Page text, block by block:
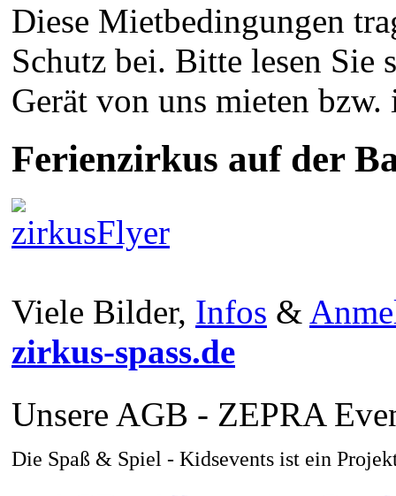
Diese Mietbedingungen
Schutz bei. Bitte lesen Sie
Gerät von uns mieten
Ferienzirkus auf der
Viele Bilder, Infos &
zirkus-spass.de
Unsere AGB - ZEPRA
Die Spaß & Spiel - Kidsevents ist ein